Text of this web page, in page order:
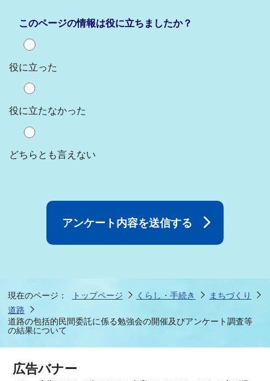
このページの情報は役に立ちましたか？
役に立った
役に立たなかった
どちらとも言えない
現在のページ： トップページ くらし・手続き
まちづくり
道路
道路の包括的民間委託に係る勉強会の開催及びアンケート調査等
の結果について
広告バナー